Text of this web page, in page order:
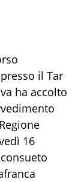
il Tar
ha accolto
16